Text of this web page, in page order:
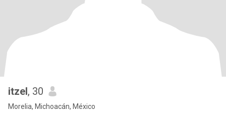
itzel, 30
Morelia, Michoacán, México